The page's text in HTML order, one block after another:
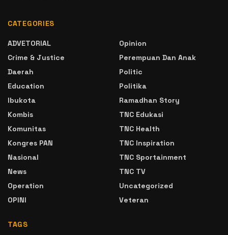
CATEGORIES
ADVETORIAL
Crime & Justice
Daerah
Education
Ibukota
Kombis
Komunitas
Kongres PAN
Nasional
News
Operation
OPINI
Opinion
Perempuan Dan Anak
Politic
Politika
Ramadhan Story
TNC Edukasi
TNC Health
TNC Inspiration
TNC Sportainment
TNC TV
Uncategorized
Veteran
TAGS